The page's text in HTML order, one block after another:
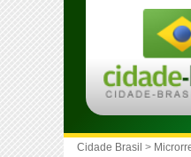
Cidade Brasil >